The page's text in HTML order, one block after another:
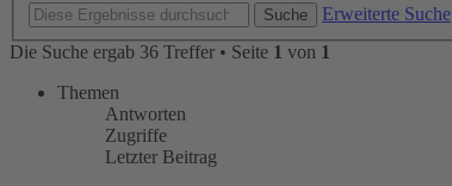
Suche
Erweiterte Suche
Die Suche ergab 36 Treffer • Seite 1 von 1
Themen
Antworten
Zugriffe
Letzter Beitrag